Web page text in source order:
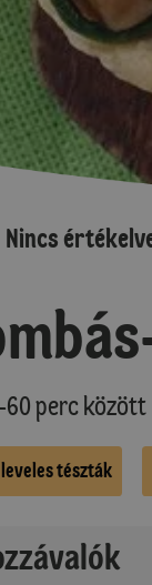
Nincs
perc között
leveles tészták